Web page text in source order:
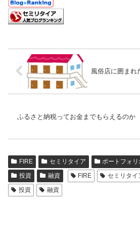
風俗店に囲まれ
ふるさと納税ってお金までもらえるのか
FIRE セミリタイア ポートフォリ
投資
融資 FIRE セミリタイ
投資
融資